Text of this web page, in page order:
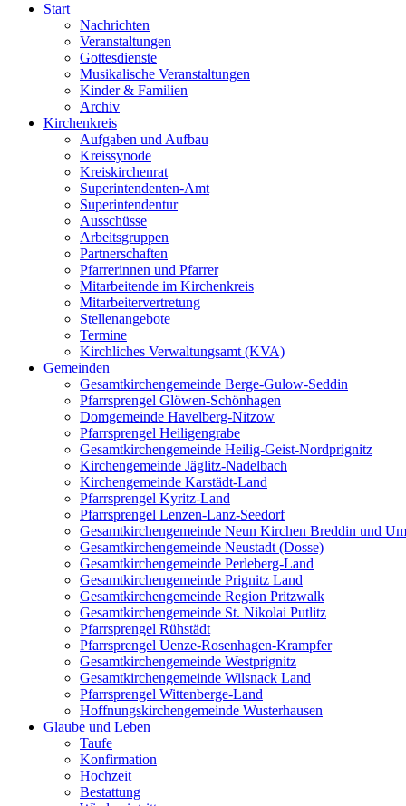
Start
Nachrichten
Veranstaltungen
Gottesdienste
Musikalische Veranstaltungen
Kinder & Familien
Archiv
Kirchenkreis
Aufgaben und Aufbau
Kreissynode
Kreiskirchenrat
Superintendenten-Amt
Superintendentur
Ausschüsse
Arbeitsgruppen
Partnerschaften
Pfarrerinnen und Pfarrer
Mitarbeitende im Kirchenkreis
Mitarbeitervertretung
Stellenangebote
Termine
Kirchliches Verwaltungsamt (KVA)
Gemeinden
Gesamtkirchengemeinde Berge-Gulow-Seddin
Pfarrsprengel Glöwen-Schönhagen
Domgemeinde Havelberg-Nitzow
Pfarrsprengel Heiligengrabe
Gesamtkirchengemeinde Heilig-Geist-Nordprignitz
Kirchengemeinde Jäglitz-Nadelbach
Kirchengemeinde Karstädt-Land
Pfarrsprengel Kyritz-Land
Pfarrsprengel Lenzen-Lanz-Seedorf
Gesamtkirchengemeinde Neun Kirchen Breddin und
Gesamtkirchengemeinde Neustadt (Dosse)
Gesamtkirchengemeinde Perleberg-Land
Gesamtkirchengemeinde Prignitz Land
Gesamtkirchengemeinde Region Pritzwalk
Gesamtkirchengemeinde St. Nikolai Putlitz
Pfarrsprengel Rühstädt
Pfarrsprengel Uenze-Rosenhagen-Krampfer
Gesamtkirchengemeinde Westprignitz
Gesamtkirchengemeinde Wilsnack Land
Pfarrsprengel Wittenberge-Land
Hoffnungskirchengemeinde Wusterhausen
Glaube und Leben
Taufe
Konfirmation
Hochzeit
Bestattung